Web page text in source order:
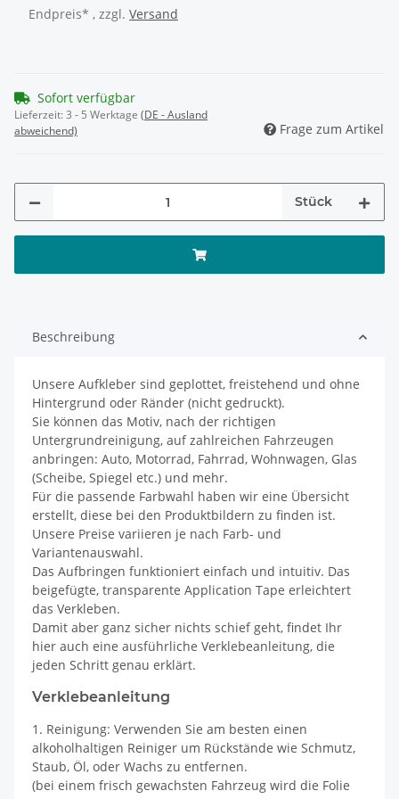
Endpreis* , zzgl. Versand
Sofort verfügbar
Lieferzeit:3 - 5 Werktage (DE - Ausland
abweichend)
Frage zum Artikel
Stück
Beschreibung
Unsere Aufkleber sind geplottet, freistehend und ohne
Hintergrund oder Ränder (nicht gedruckt).
Sie können das Motiv, nach der richtigen
Untergrundreinigung, auf zahlreichen Fahrzeugen
anbringen: Auto, Motorrad, Fahrrad, Wohnwagen, Glas
(Scheibe, Spiegel etc.) und mehr.
Für die passende Farbwahl haben wir eine Übersicht
erstellt, diese bei den Produktbildern zu finden ist.
Unsere Preise variieren je nach Farb- und
Variantenauswahl.
Das Aufbringen funktioniert einfach und intuitiv. Das
beigefügte, transparente Application Tape erleichtert
das Verkleben.
Damit aber ganz sicher nichts schief geht, findet Ihr
hier auch eine ausführliche Verklebeanleitung, die
jeden Schritt genau erklärt.
Verklebeanleitung
1. Reinigung: Verwenden Sie am besten einen
alkoholhaltigen Reiniger um Rückstände wie Schmutz,
Staub, Öl, oder Wachs zu entfernen.
(bei einem frisch gewachsten Fahrzeug wird die Folie